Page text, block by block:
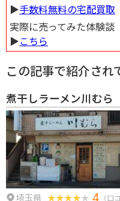
▶︎手数料無料の宅配買取
実際に売ってみた体験談
▶︎こちら
この記事で紹介され
煮干しラーメン川むら
埼玉県
（口